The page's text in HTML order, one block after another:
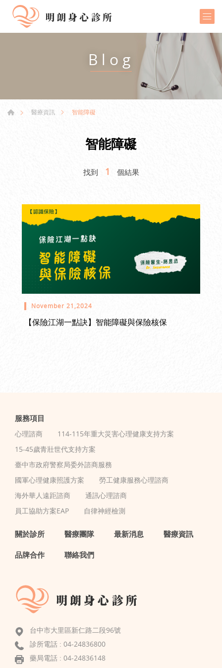
Blog
醫療資訊 智能障礙
智能障礙
找到 1 個結果
November 21,2024
【保險江湖一點訣】智能障礙與保險核保
服務項目
心理諮商
114-115年重大災害心理健康支持方案
15-45歲青壯世代支持方案
臺中市政府警察局委外諮商服務
國軍心理健康照護方案
勞工健康服務心理諮商
海外華人遠距諮商
通訊心理諮商
員工協助方案EAP
自律神經檢測
關於診所 醫療團隊 最新消息 醫療資訊
品牌合作 聯絡我們
台中市大里區新仁路二段96號
診所電話 : 04-24836800
藥局電話 : 04-24836148